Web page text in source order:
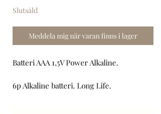
Slutsåld
Meddela mig när varan finns i lager
Batteri AAA 1,5V Power Alkaline.
6p Alkaline batteri. Long Life.